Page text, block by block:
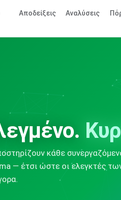
Αποδείξεις Αναλύσεις
κάθε
— έτσι ώστε οι ελεγκτές